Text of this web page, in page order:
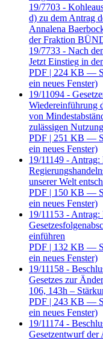
19/7703 -
d) zu dem Antrag
Annalena
der Fraktion
19/7733 - Nach
Jetzt Einstieg in
PDF | 224 KB —
ein neues Fenster)
19/11094 -
Wiedereinführung
von
zulässigen
PDF | 251 KB —
ein neues Fenster)
19/11149 -
unserer Welt
PDF | 150 KB —
ein neues Fenster)
19/11153 -
einführen
PDF | 132 KB —
ein neues Fenster)
19/11158 -
Gesetzes zur
106, 143h –
PDF | 243 KB —
ein neues Fenster)
19/11174 -
Gesetzentwurf der